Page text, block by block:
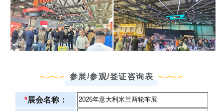
参展/参观/签证咨询表
*展会名称：